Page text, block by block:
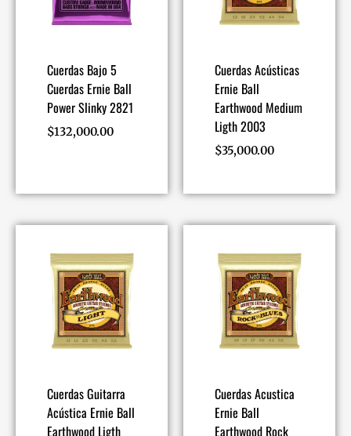
Cuerdas Bajo 5
Cuerdas Ernie Ball
Power Slinky 2821
$132,000.00
Cuerdas Acústicas
Ernie Ball
Earthwood Medium
Ligth 2003
$35,000.00
Cuerdas Guitarra
Acústica Ernie Ball
Earthwood Ligth
Cuerdas Acustica
Ernie Ball
Earthwood Rock